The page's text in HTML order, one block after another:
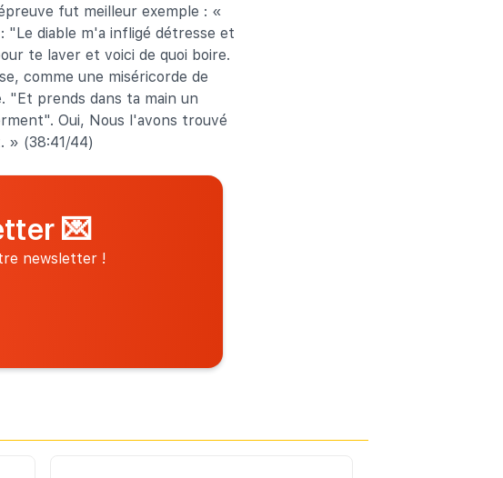
fut meilleur exemple : «
"Le diable m'a infligé détresse et
te laver et voici de quoi boire.
comme une miséricorde de
"Et prends dans ta main un
Oui, Nous l'avons trouvé
» (38:41/44)
💌
newsletter !